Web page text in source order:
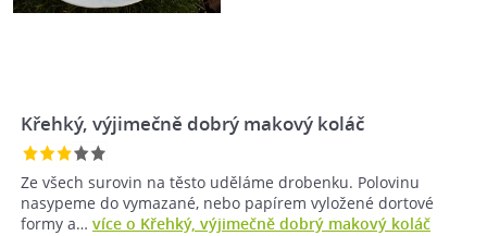
Křehký, výjimečně dobrý makový koláč
Ze všech surovin na těsto uděláme drobenku. Polovinu
nasypeme do vymazané, nebo papírem vyložené dortové
formy a… více o Křehký, výjimečně dobrý makový koláč